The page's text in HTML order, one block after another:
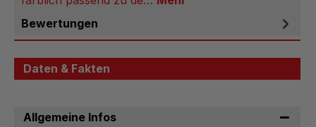
Bewertungen
Daten & Fakten
Allgemeine Infos